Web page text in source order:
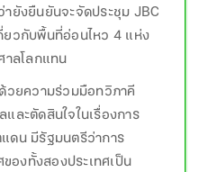
ยังยืนยันจะจัดประชุม JBC
วกับพื้นที่อ่อนไหว 4 แห่ง
าลโลกแทน
วยความร่วมมือทวิภาคี
ละตัดสินใจในเรื่องการ
ดน มีรัฐมนตรีว่าการ
องทั้งสองประเทศเป็น